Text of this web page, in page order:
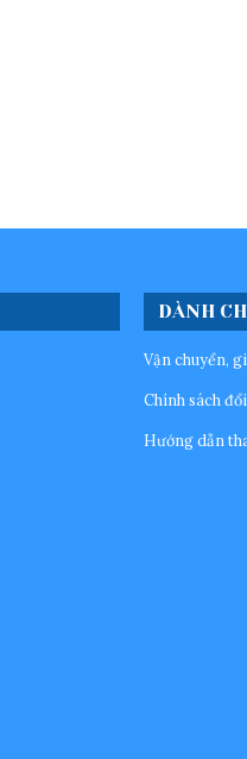
DÀNH
Vận chuyển,
Chính sách
Hướng dẫn